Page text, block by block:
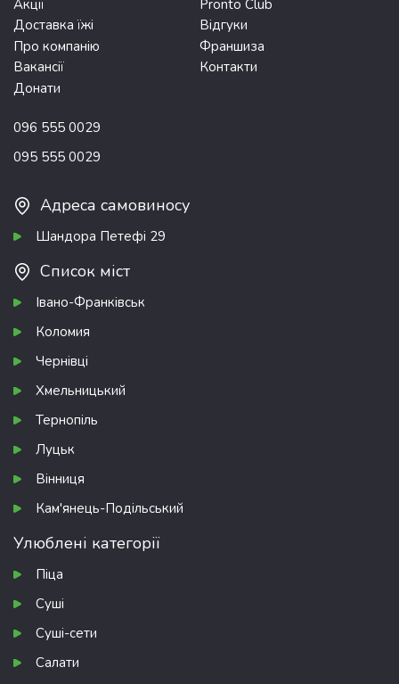
Акції
Pronto Club
Доставка їжі
Відгуки
Про компанію
Франшиза
Вакансії
Контакти
Донати
096 555 0029
095 555 0029
Адреса самовиносу
Шандора Петефі 29
Список міст
Івано-Франківськ
Коломия
Чернівці
Хмельницький
Тернопіль
Луцьк
Вінниця
Кам'янець-Подільський
Улюблені категорії
Піца
Суші
Суші-сети
Салати